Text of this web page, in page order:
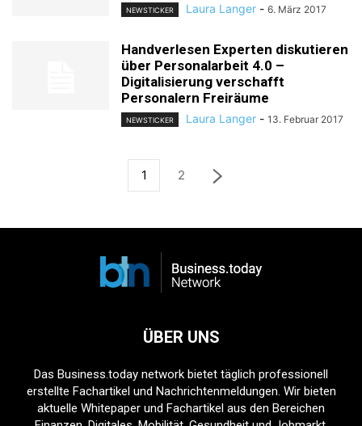
NEWSTICKER Laura Langer - 6. März 2017
Handverlesen Experten diskutieren
über Personalarbeit 4.0 –
Digitalisierung verschafft
Personalern Freiräume
NEWSTICKER Laura Langer - 13. Februar 2017
1 2
ÜBER UNS
Das Business.today network bietet täglich professionell
erstellte Fachartikel und Nachrichtenmeldungen. Wir bieten
aktuelle Whitepaper und Fachartikel aus den Bereichen